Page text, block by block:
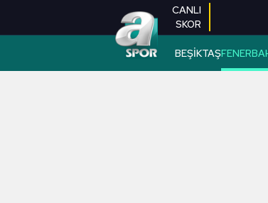
CANLI
SKOR
BEŞİKTAŞ